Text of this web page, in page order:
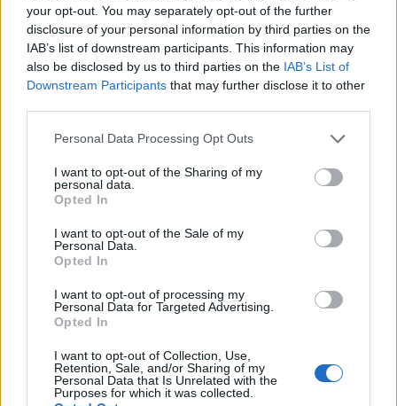
your opt-out. You may separately opt-out of the further
disclosure of your personal information by third parties on the
IAB’s list of downstream participants. This information may
also be disclosed by us to third parties on the IAB’s List of
Downstream Participants that may further disclose it to other
Personal Data Processing Opt Outs
I want to opt-out of the Sharing of my
personal data.
Opted In
I want to opt-out of the Sale of my
Personal Data.
Opted In
I want to opt-out of processing my
Personal Data for Targeted Advertising.
Opted In
I want to opt-out of Collection, Use,
Retention, Sale, and/or Sharing of my
Personal Data that Is Unrelated with the
Purposes for which it was collected.
található krimszki katonai repülőtéren, ahol
megsemmisítettek egy modern orosz
vadászgépet, egy Szuhoj Szu-30-ast. Az akciót az
egyik szabotőr videón is rögzítette.
egy ügynökük sikeresen behatolt a Krasznodar területén
egy orosz Szuhoj-30 típusú vadászgépet. Az éjjeli akció
során a hírszerző nemcsak végrehajtotta a feladatát, de
Overnight, Ukrainian saboteurs...
KEDVES OLVASÓNK!
tartozik, melynek olvasása előfizetéses
regisztrációhoz kötött.